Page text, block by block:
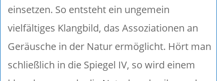
einsetzen. So entsteht ein ungemein
vielfältiges Klangbild, das Assoziationen an
Geräusche in der Natur ermöglicht. Hört man
schließlich in die Spiegel IV, so wird einem